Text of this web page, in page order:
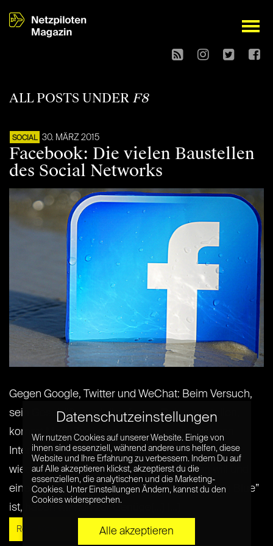
open
ALL POSTS UNDER F8
SOCIAL 30. MÄRZ 2015
Facebook: Die vielen Baustellen
des Social Networks
Gegen Google, Twitter und WeChat: Beim Versuch,
sein Geschäftsmodell auf neue Beine zu stellen,
kommt Mark Zuckerberg immer mehr anderen
Internet-Firmen in die Quere. Ok, dass Facebook
wieder einmal die ganze Welt unterjochen will und
eine App-Family und nicht mehr nur mehr “Big Blue”
ist, haben wir nun zur Genüge[...] [...]
Read More »
Datenschutzeinstellungen
Wir nutzen Cookies auf unserer Website. Einige von
ihnen sind essenziell, während andere uns helfen, diese
Website und Ihre Erfahrung zu verbessern. Indem Du auf
auf Alle akzeptieren klickst, akzeptierst du die
essenziellen, die analytischen und die Marketing-
Cookies. Unter Einstellungen Ändern, kannst du den
Cookies widersprechen.
Alle akzeptieren